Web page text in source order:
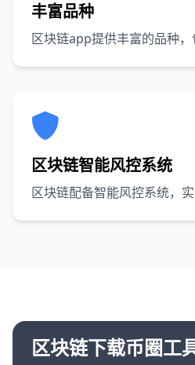
丰富品种
区块链app提供丰富的品种
区块链智能风控系统
区块链配备智能风控系统，
区块链下载币圈工